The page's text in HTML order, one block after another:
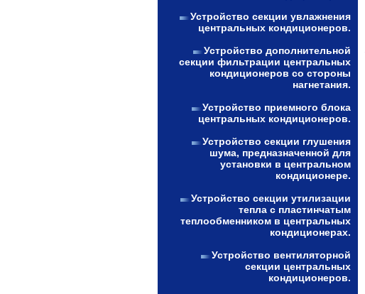
Устройство секции увлажнения
центральных кондиционеров.
Устройство дополнительной
секции фильтрации центральных
кондиционеров со стороны
нагнетания.
Устройство приемного блока
центральных кондиционеров.
Устройство секции глушения
шума, предназначенной для
установки в центральном
кондиционере.
Устройство секции утилизации
тепла с пластинчатым
теплообменником в центральных
кондиционерах.
Устройство вентиляторной
секции центральных
кондиционеров.